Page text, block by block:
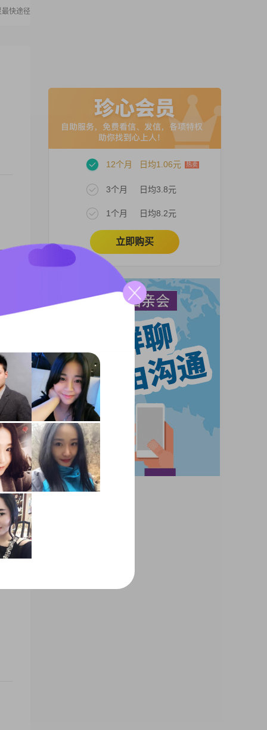
快途径
学
活
12个月 日均1.06元
3个月 日均3.8元
1个月 日均8.2元
立即购买